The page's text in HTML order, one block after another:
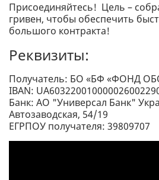
Присоединяйтесь! Цель –
гривен, чтобы обеспечить
большого контракта!
Реквизиты:
Получатель: БО «БФ «ФОНД
IBAN:
Банк: АО "Универсал Банк"
Автозаводская, 54/19
ЕГРПОУ получателя: 39809707